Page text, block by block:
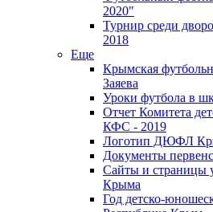
2020"
Турнир среди
2018
Еще
Крымская
Заяева
Уроки футбола в
Отчет Комитета
КФС - 2019
Логотип ДЮФЛ
Документы
Сайты и
Крыма
Год детско-